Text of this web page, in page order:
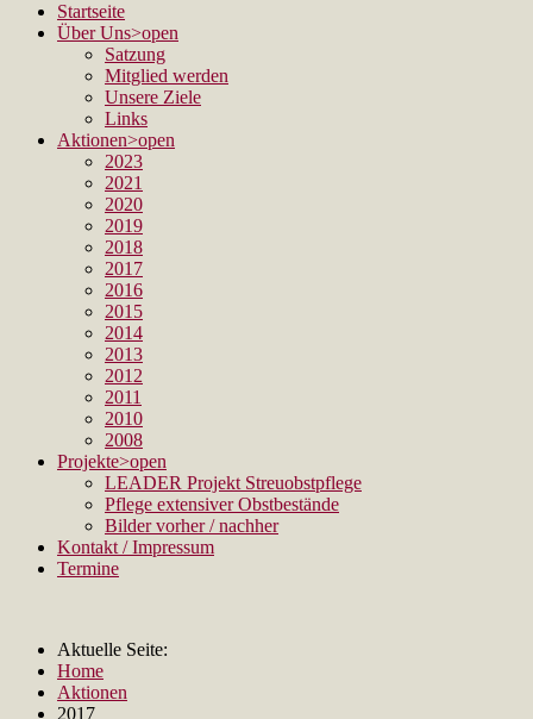
Startseite
Über Uns>open
Satzung
Mitglied werden
Unsere Ziele
Links
Aktionen>open
2023
2021
2020
2019
2018
2017
2016
2015
2014
2013
2012
2011
2010
2008
Projekte>open
LEADER Projekt Streuobstpflege
Pflege extensiver Obstbestände
Bilder vorher / nachher
Kontakt / Impressum
Termine
Aktuelle Seite:
Home
Aktionen
2017